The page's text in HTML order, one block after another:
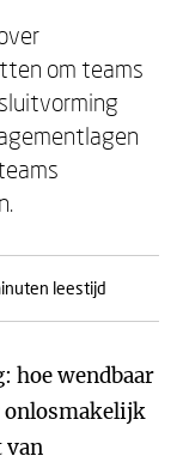
om teams
leestijd
hoe wendbaar
onlosmakelijk
van